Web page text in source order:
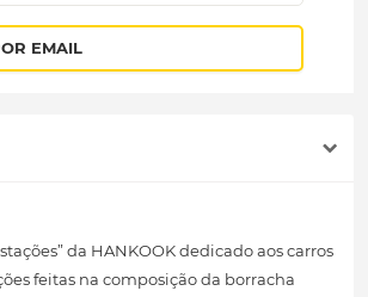
EMAIL
da HANKOOK dedicado aos carros
feitas na composição da borracha